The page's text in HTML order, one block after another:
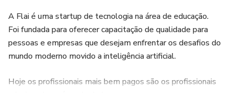
A Flai é uma startup de tecnologia na área de educação.
Foi fundada para oferecer capacitação de qualidade para
pessoas e empresas que desejam enfrentar os desafios do
mundo moderno movido a inteligência artificial.
Hoje os profissionais mais bem pagos são os profissionais